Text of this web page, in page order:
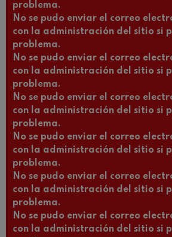
problema.
No se pudo enviar el correo
con la administración del sitio si
problema.
No se pudo enviar el correo
con la administración del sitio si
problema.
No se pudo enviar el correo
con la administración del sitio si
problema.
No se pudo enviar el correo
con la administración del sitio si
problema.
No se pudo enviar el correo
con la administración del sitio si
problema.
No se pudo enviar el correo
con la administración del sitio si